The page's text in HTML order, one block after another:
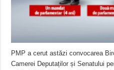
PMP a cerut astăzi convocarea
Camerei Deputaților și Senatului